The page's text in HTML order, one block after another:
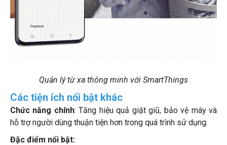
Quản lý từ xa thông minh với SmartThings
Các tiện ích nổi bật khác
Chức năng chính: Tăng hiệu quả giặt giũ, bảo vệ máy và
hỗ trợ người dùng thuận tiện hơn trong quá trình sử dụng.
Đặc điểm nổi bật: